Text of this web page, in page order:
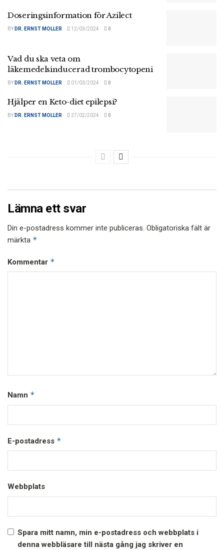
Doseringsinformation för Azilect
BY DR. ERNST MOLLER 12/03/2024 0
Vad du ska veta om
läkemedelsinducerad trombocytopeni
BY DR. ERNST MOLLER 01/03/2024 0
Hjälper en Keto-diet epilepsi?
BY DR. ERNST MOLLER 27/02/2024 0
Lämna ett svar
Din e-postadress kommer inte publiceras. Obligatoriska fält är
märkta *
Kommentar *
Namn *
E-postadress *
Webbplats
Spara mitt namn, min e-postadress och webbplats i
denna webbläsare till nästa gång jag skriver en